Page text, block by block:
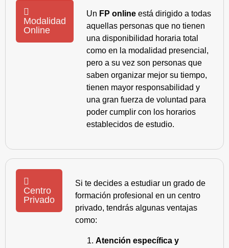
Modalidad
Online
Un FP online está dirigido a todas
aquellas personas que no tienen
una disponibilidad horaria total
como en la modalidad presencial,
pero a su vez son personas que
saben organizar mejor su tiempo,
tienen mayor responsabilidad y
una gran fuerza de voluntad para
poder cumplir con los horarios
establecidos de estudio.
Centro
Privado
Si te decides a estudiar un grado de
formación profesional en un centro
privado, tendrás algunas ventajas
como:
Atención específica y